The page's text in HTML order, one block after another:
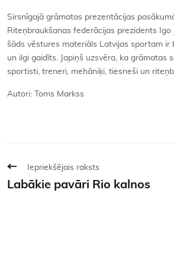
Sirsnīgajā grāmatas prezentācijas
Riteņbraukšanas federācijas prezidents Igo
šāds vēstures materiāls Latvijas sportam ir
un ilgi gaidīts. Japiņš uzsvēra, ka grāmatas
sportisti, treneri, mehāniķi, tiesneši un
Autori: Toms Markss
Iepriekšējais raksts
Labākie pavāri Rio kalnos